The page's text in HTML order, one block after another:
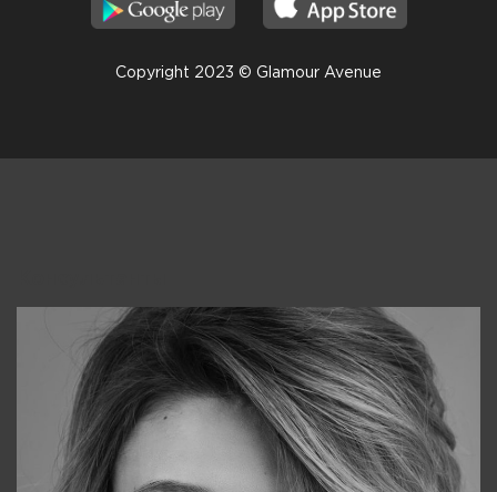
Copyright 2023 © Glamour Avenue